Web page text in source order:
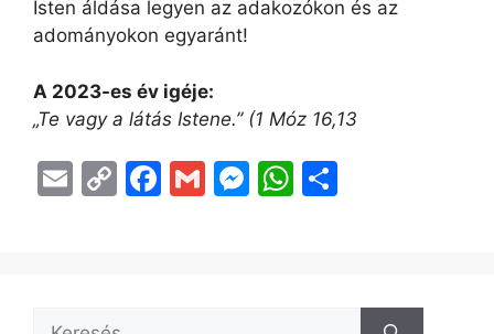
Isten áldása legyen az adakozókon és az
adományokon egyaránt!
A 2023-es év igéje:
„Te vagy a látás Istene.” (1 Móz 16,13
E
C
Li
F
G
M W